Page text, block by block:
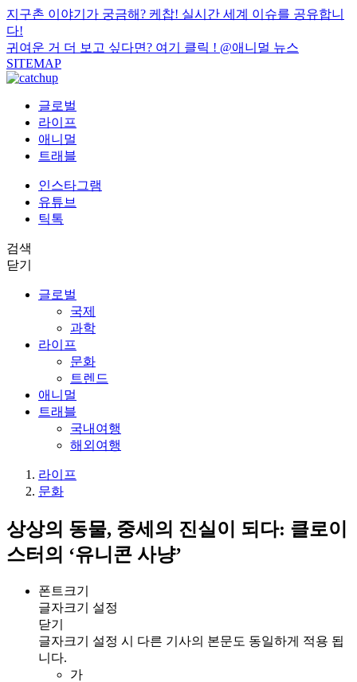
지구촌 이야기가 궁금해? 케찹! 실시간 세계 이슈를 공유합니
다!
귀여운 거 더 보고 싶다면? 여기 클릭 ! @애니멀 뉴스
SITEMAP
글로벌
라이프
애니멀
트래블
인스타그램
유튜브
틱톡
검색
닫기
글로벌
국제
과학
라이프
문화
트렌드
애니멀
트래블
국내여행
해외여행
라이프
문화
상상의 동물, 중세의 진실이 되다: 클로이
스터의 ‘유니콘 사냥’
폰트크기
글자크기 설정
닫기
글자크기 설정 시 다른 기사의 본문도 동일하게 적용 됩
니다.
가